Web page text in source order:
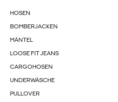
HOSEN
BOMBERJACKEN
MÄNTEL
LOOSE FIT JEANS
CARGOHOSEN
UNDERWÄSCHE
PULLOVER